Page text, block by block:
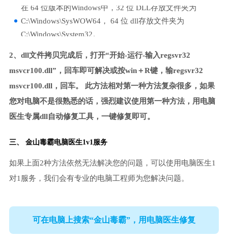
在 64 位版本的Windows中，32 位 DLL存放文件夹为
C:\Windows\SysWOW64， 64 位 dll存放文件夹为
C:\Windows\System32。
2、dll文件拷贝完成后，打开“开始-运行-输入regsvr32
msvcr100.dll”，回车即可解决或按win＋R键，输regsvr32
msvcr100.dll，回车。 此方法相对第一种方法复杂很多，如果
您对电脑不是很熟悉的话，强烈建议使用第一种方法，用电脑
医生专属dll自动修复工具，一键修复即可。
三、 金山毒霸电脑医生1v1服务
如果上面2种方法依然无法解决您的问题，可以使用电脑医生1
对1服务，我们会有专业的电脑工程师为您解决问题。
可在电脑上搜索“金山毒霸”，用电脑医生修复